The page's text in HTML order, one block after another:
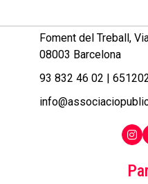
Foment del Treball,
08003 Barcelona
93 832 46 02 |